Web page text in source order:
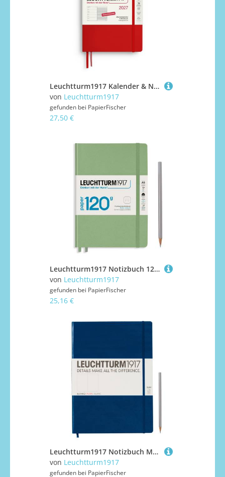
Leuchtturm1917 Kalender & Notizbuch 1 Woche auf 1 Seite 2027 Medium A5 Hardcover Cherry, liniert
von Leuchtturm1917
gefunden bei PapierFischer
27,50 €
Leuchtturm1917 Notizbuch 120g Medium Hardcover A5 Salbei, punktkariert
von Leuchtturm1917
gefunden bei PapierFischer
25,16 €
Leuchtturm1917 Notizbuch Master Slim (A4+) Hardcover Marine Blanko
von Leuchtturm1917
gefunden bei PapierFischer